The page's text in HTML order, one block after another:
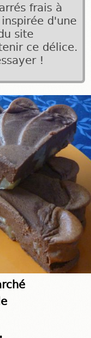
frais à
d'une
site
ce délice.
!